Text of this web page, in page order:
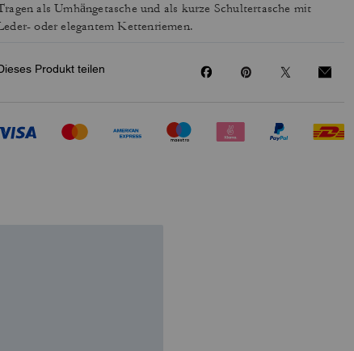
als Umhängetasche und als kurze Schultertasche mit
oder elegantem Kettenriemen.
Produkt teilen